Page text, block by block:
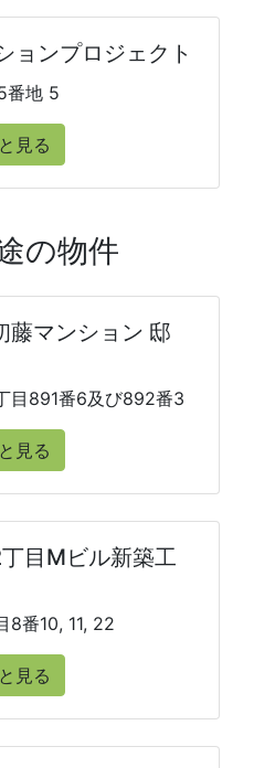
ョンプロジェクト
番地 5
見る
の物件
藤マンション 邸
目891番6及び892番3
見る
目Mビル新築工
8番10, 11, 22
見る